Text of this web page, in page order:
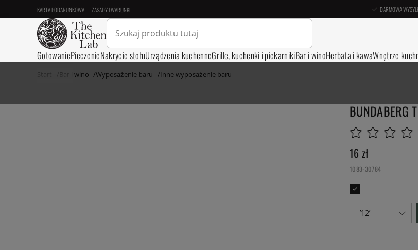
KARTA PODARUNKOWA ZASADY I WARUNKI DARMOWA
GotowaniePieczenieNakrycie stołuUrządzenia kuchenneGrille, kuchenki i piekarnikiBar i winoHerbata i kawaWnętrze
Start Bar i wino Wyposażenie baru Inne wyposażenie baru
BUNDABERG
16 zł
1083-30784